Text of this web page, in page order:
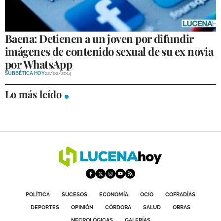
GALERÍAS
Baena: Detienen a un joven por difundir
imágenes de contenido sexual de su ex novia
por WhatsApp
SUBBÉTICA HOY22/02/2014
Lo más leído
POLÍTICA SUCESOS ECONOMÍA OCIO
COFRADÍAS
DEPORTES
OPINIÓN CÓRDOBA SALUD
OBRAS